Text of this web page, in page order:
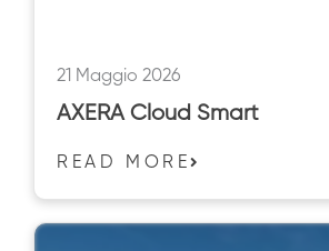
21 Maggio 2026
AXERA Cloud Smart
READ MORE